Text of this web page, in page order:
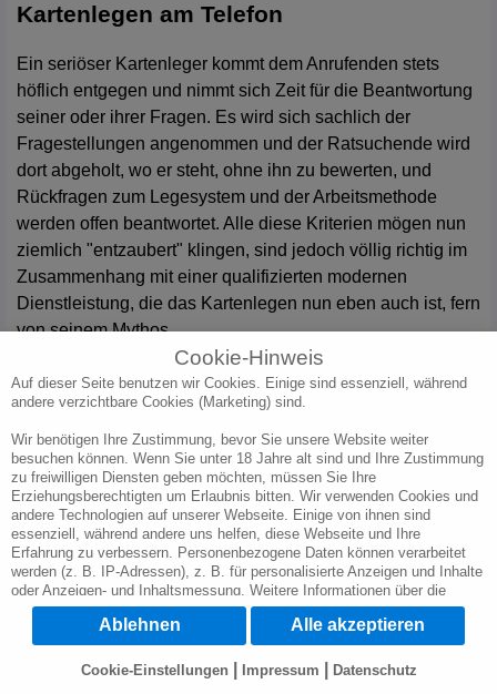
Kartenlegen am Telefon
Ein seriöser Kartenleger kommt dem Anrufenden stets
höflich entgegen und nimmt sich Zeit für die Beantwortung
seiner oder ihrer Fragen. Es wird sich sachlich der
Fragestellungen angenommen und der Ratsuchende wird
dort abgeholt, wo er steht, ohne ihn zu bewerten, und
Rückfragen zum Legesystem und der Arbeitsmethode
werden offen beantwortet. Alle diese Kriterien mögen nun
ziemlich "entzaubert" klingen, sind jedoch völlig richtig im
Zusammenhang mit einer qualifizierten modernen
Dienstleistung, die das Kartenlegen nun eben auch ist, fern
von seinem Mythos.
Kann man den Kartenlegern vertrauen? Tatsächlich mehr
sogar wie bei einer Praxisberatung. Obwohl Sie auch dort
vertrauen haben können und auch haben sollten. Aber
durch die Art des Kartenlegen am Telefons bedingt, kann
man den Beratenden seine Fragen, Sorgen, Wünsche und
mehr anvertrauen. Denn der Kartenleger oder die
Kartenlegerin kennt einen ja nur vom Telefon. Und dann
auch nur die Informationen über Sie, die Sie preis geben.
Im übrigen ist die Hemmschwelle bei einer
Telefonberatung auch sehr viel niedriger. So manche
Frage kann einem evtl. peinlich sein oder ist
Cookie-Hinweis
Auf dieser Seite benutzen wir Cookies. Einige sind essenziell, während
andere verzichtbare Cookies (Marketing) sind.
Wir benötigen Ihre Zustimmung, bevor Sie unsere Website weiter
besuchen können. Wenn Sie unter 18 Jahre alt sind und Ihre Zustimmung
zu freiwilligen Diensten geben möchten, müssen Sie Ihre
Erziehungsberechtigten um Erlaubnis bitten. Wir verwenden Cookies und
andere Technologien auf unserer Webseite. Einige von ihnen sind
essenziell, während andere uns helfen, diese Webseite und Ihre
Erfahrung zu verbessern. Personenbezogene Daten können verarbeitet
werden (z. B. IP-Adressen), z. B. für personalisierte Anzeigen und Inhalte
oder Anzeigen- und Inhaltsmessung. Weitere Informationen über die
Verwendung Ihrer Daten finden Sie in unserer Datenschutzerklärung. Sie
können Ihre Auswahl jederzeit unter
Cookie-Einstellungenwiderrufen oder
anpassen.
Wichtig: Wir weisen Sie darauf hin, dass die Verarbeitung Ihrer Daten
Ablehnen Alle akzeptieren
Cookie-Einstellungen Impressum Datenschutz